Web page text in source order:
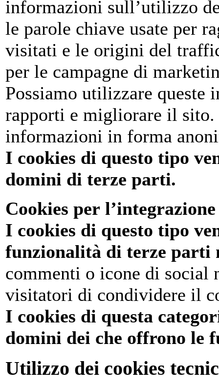
informazioni sull’utilizzo
le parole chiave usate per
visitati e le origini del
per le campagne di
Possiamo utilizzare queste
rapporti e migliorare il sito.
informazioni in forma
I cookies di questo tipo
domini di terze parti.
Cookies per
I cookies di questo tipo
funzionalità di terze parti
commenti o icone di social
visitatori di condividere il
I cookies di questa
domini dei che offrono le
Utilizzo dei cookies